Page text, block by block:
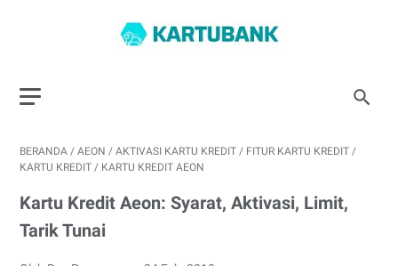
BERANDA / AEON / AKTIVASI KARTU KREDIT / FITUR KARTU KREDIT /
KARTU KREDIT / KARTU KREDIT AEON
Kartu Kredit Aeon: Syarat, Aktivasi, Limit,
Tarik Tunai